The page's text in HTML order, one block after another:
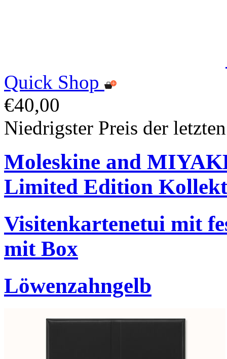
Quick Shop
€40,00
Niedrigster Preis der
Moleskine and
Limited Edition
Visitenkartenetui mit
mit Box
Löwenzahngelb